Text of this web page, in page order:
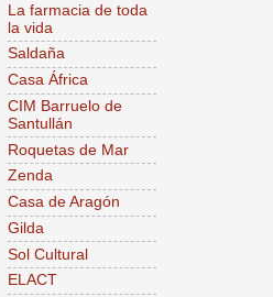
La farmacia de toda
la vida
Saldaña
Casa África
CIM Barruelo de
Santullán
Roquetas de Mar
Zenda
Casa de Aragón
Gilda
Sol Cultural
ELACT